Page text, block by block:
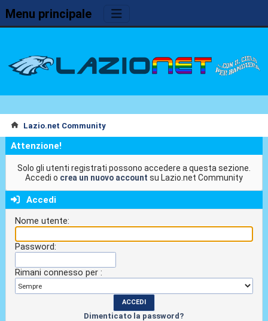
Menu principale
Lazio.net Community
Attenzione!
Solo gli utenti registrati possono accedere a questa sezione.
Accedi o crea un nuovo account su Lazio.net Community
Accedi
Nome utente:
Password:
Rimani connesso per :
Dimenticato la password?